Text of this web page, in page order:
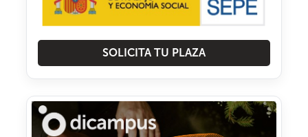
SOLICITA TU PLAZA